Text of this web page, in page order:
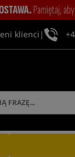
Pamiętaj,
klienci |